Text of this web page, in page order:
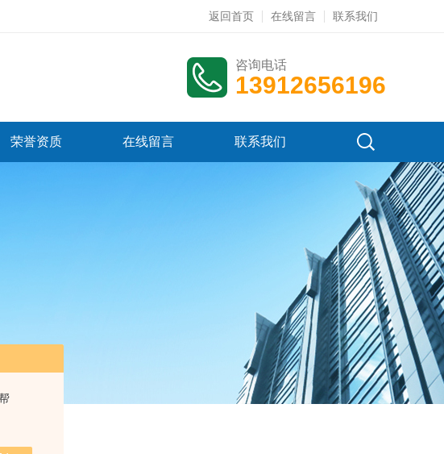
返回首页 在线留言 联系我们
咨询电话
13912656196
荣誉资质 在线留言 联系我们